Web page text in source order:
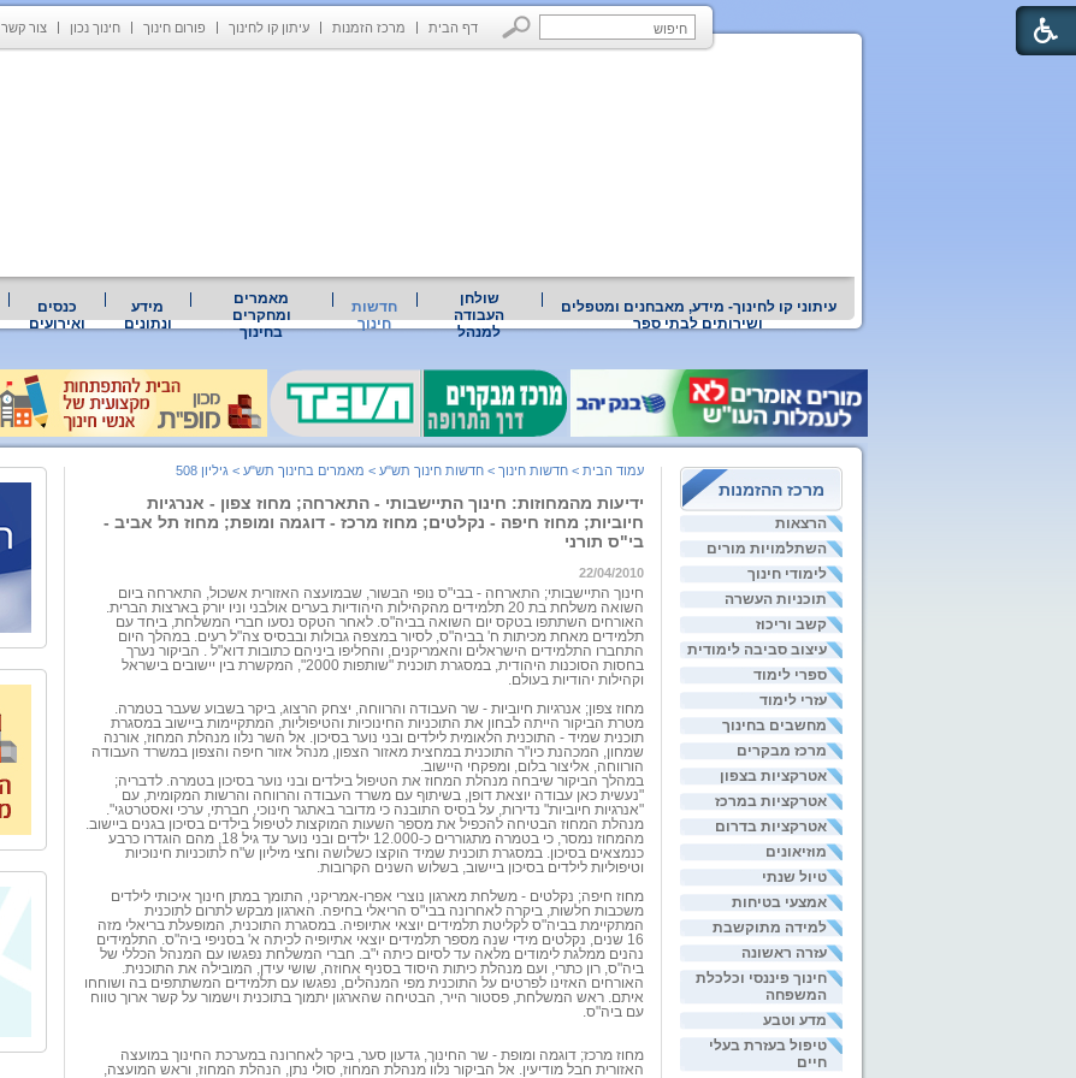
דף הבית מרכז הזמנות עיתון קו לחינוך פורום חינוך חינוך נכון צור קשר
עיתוני קו לחינוך- מידע, מאבחנים ומטפלים
ושירותים לבתי ספר
שולחן
העבודה
למנהל
חדשות
חינוך
מאמרים
ומחקרים
בחינוך
מידע
ונתונים
כנסים
ואירועים
מרכז ההזמנות
הרצאות
השתלמויות מורים
לימודי חינוך
תוכניות העשרה
קשב וריכוז
עיצוב סביבה לימודית
ספרי לימוד
עזרי לימוד
מחשבים בחינוך
מרכז מבקרים
אטרקציות בצפון
אטרקציות במרכז
אטרקציות בדרום
מוזיאונים
טיול שנתי
אמצעי בטיחות
למידה מתוקשבת
עזרה ראשונה
חינוך פיננסי וכלכלת
המשפחה
מדע וטבע
טיפול בעזרת בעלי
חיים
עמוד הבית > חדשות חינוך > חדשות חינוך תש"ע > מאמרים בחינוך תש"ע > גיליון 508
ידיעות מהמחוזות: חינוך התיישבותי - התארחה; מחוז צפון - אנרגיות
חיוביות; מחוז חיפה - נקלטים; מחוז מרכז - דוגמה ומופת; מחוז תל אביב -
בי"ס תורני
22/04/2010
חינוך התיישבותי; התארחה - בבי"ס נופי הבשור, שבמועצה האזורית אשכול, התארחה ביום
השואה משלחת בת 20 תלמידים מהקהילות היהודיות בערים אולבני וניו יורק בארצות הברית.
האורחים השתתפו בטקס יום השואה בביה"ס. לאחר הטקס נסעו חברי המשלחת, ביחד עם
תלמידים מאחת מכיתות ח' בביה"ס, לסיור במצפה גבולות ובבסיס צה"ל רעים. במהלך היום
התחברו התלמידים הישראלים והאמריקנים, והחליפו ביניהם כתובות דוא"ל . הביקור נערך
בחסות הסוכנות היהודית, במסגרת תוכנית "שותפות 2000", המקשרת בין יישובים בישראל
וקהילות יהודיות בעולם.
מחוז צפון; אנרגיות חיוביות - שר העבודה והרווחה, יצחק הרצוג, ביקר בשבוע שעבר בטמרה.
מטרת הביקור הייתה לבחון את התוכניות החינוכיות והטיפוליות, המתקיימות ביישוב במסגרת
תוכנית שמיד - התוכנית הלאומית לילדים ובני נוער בסיכון. אל השר נלוו מנהלת המחוז, אורנה
שמחון, המכהנת כיו"ר התוכנית במחצית מאזור הצפון, מנהל אזור חיפה והצפון במשרד העבודה
הורווחה, אליצור בלום, ומפקחי היישוב.
במהלך הביקור שיבחה מנהלת המחוז את הטיפול בילדים ובני נוער בסיכון בטמרה. לדבריה;
"נעשית כאן עבודה יוצאת דופן, בשיתוף עם משרד העבודה והרווחה והרשות המקומית, עם
"אנרגיות חיוביות" נדירות, על בסיס התובנה כי מדובר באתגר חינוכי, חברתי, ערכי ואסטרטגי".
מנהלת המחוז הבטיחה להכפיל את מספר השעות המוקצות לטיפול בילדים בסיכון בגנים ביישוב.
מהמחוז נמסר, כי בטמרה מתגוררים כ-12.000 ילדים ובני נוער עד גיל 18, מהם הוגדרו כרבע
כנמצאים בסיכון. במסגרת תוכנית שמיד הוקצו כשלושה וחצי מיליון ש"ח לתוכניות חינוכיות
וטיפוליות לילדים בסיכון ביישוב, בשלוש השנים הקרובות.
מחוז חיפה; נקלטים - משלחת מארגון נוצרי אפרו-אמריקני, התומך במתן חינוך איכותי לילדים
משכבות חלשות, ביקרה לאחרונה בבי"ס הריאלי בחיפה. הארגון מבקש לתרום לתוכנית
המתקיימת בביה"ס לקליטת תלמידים יוצאי אתיופיה. במסגרת התוכנית, המופעלת בריאלי מזה
16 שנים, נקלטים מידי שנה מספר תלמידים יוצאי אתיופיה לכיתה א' בסניפי ביה"ס. התלמידים
נהנים ממלגת לימודים מלאה עד לסיום כיתה י"ב. חברי המשלחת נפגשו עם המנהל הכללי של
ביה"ס, רון כתרי, ועם מנהלת כיתות היסוד בסניף אחוזה, שושי עידן, המובילה את התוכנית.
האורחים האזינו לפרטים על התוכנית מפי המנהלים, נפגשו עם תלמידים המשתתפים בה ושוחחו
איתם. ראש המשלחת, פסטור הייר, הבטיחה שהארגון יתמוך בתוכנית וישמור על קשר ארוך טווח
עם ביה"ס.
מחוז מרכז;דוגמה ומופת - שר החינוך, גדעון סער, ביקר לאחרונה במערכת החינוך במועצה
האזורית חבל מודיעין. אל הביקור נלוו מנהלת המחוז, סולי נתן, הנהלת המחוז, וראש המועצה,